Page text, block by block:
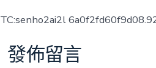
TC:senho2ai2l
發佈留言